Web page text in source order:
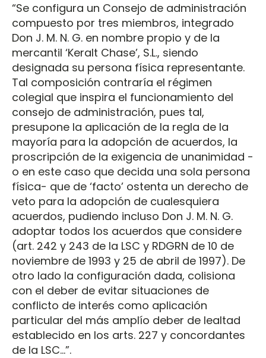
“Se configura un Consejo de administración
compuesto por tres miembros, integrado
Don J. M. N. G. en nombre propio y de la
mercantil ‘Keralt Chase’, S.L., siendo
designada su persona física representante.
Tal composición contraría el régimen
colegial que inspira el funcionamiento del
consejo de administración, pues tal,
presupone la aplicación de la regla de la
mayoría para la adopción de acuerdos, la
proscripción de la exigencia de unanimidad -
o en este caso que decida una sola persona
física- que de ‘facto’ ostenta un derecho de
veto para la adopción de cualesquiera
acuerdos, pudiendo incluso Don J. M. N. G.
adoptar todos los acuerdos que considere
(art. 242 y 243 de la LSC y RDGRN de 10 de
noviembre de 1993 y 25 de abril de 1997). De
otro lado la configuración dada, colisiona
con el deber de evitar situaciones de
conflicto de interés como aplicación
particular del más amplío deber de lealtad
establecido en los arts. 227 y concordantes
de la LSC...”.